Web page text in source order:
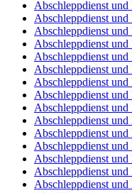
Abschleppdienst und
Abschleppdienst
Abschleppdienst
Abschleppdienst
Abschleppdienst und
Abschleppdienst
Abschleppdienst
Abschleppdienst
Abschleppdienst
Abschleppdienst
Abschleppdienst
Abschleppdienst
Abschleppdienst
Abschleppdienst und
Abschleppdienst